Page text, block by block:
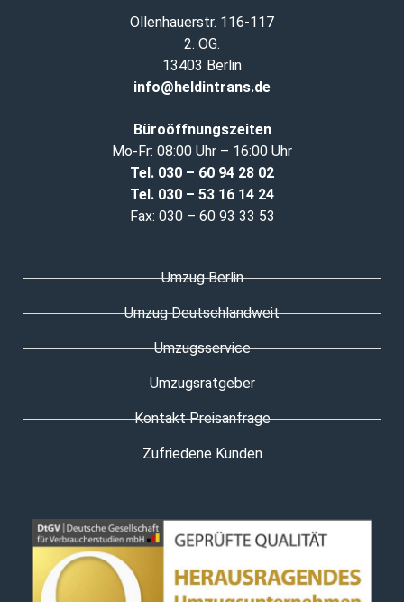
Ollenhauerstr. 116-117
2. OG.
13403 Berlin
info@heldintrans.de
Büroöffnungszeiten
Mo-Fr: 08:00 Uhr – 16:00 Uhr
Tel. 030 – 60 94 28 02
Tel. 030 – 53 16 14 24
Fax: 030 – 60 93 33 53
Umzug Berlin
Umzug Deutschlandweit
Umzugsservice
Umzugsratgeber
Kontakt Preisanfrage
Zufriedene Kunden